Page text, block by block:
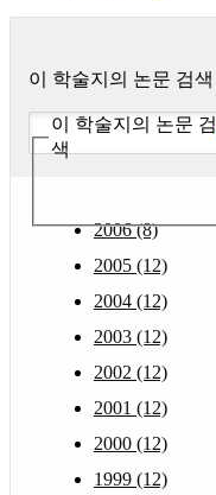
이 학술지의 논문 검색
이 학술지의 논문 검
색
2006 (8)
2005 (12)
2004 (12)
2003 (12)
2002 (12)
2001 (12)
2000 (12)
1999 (12)